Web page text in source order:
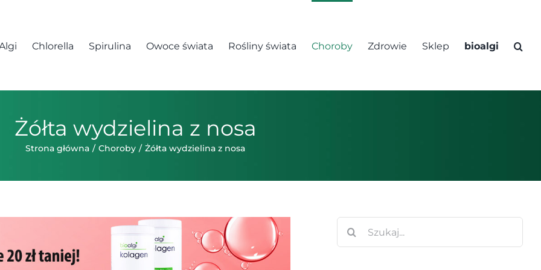
Chlorella Spirulina Owoce świata Rośliny świata Choroby Zdrowie Sklep bioalgi
Żółta wydzielina z nosa
Strona główna Choroby Żółta wydzielina z nosa